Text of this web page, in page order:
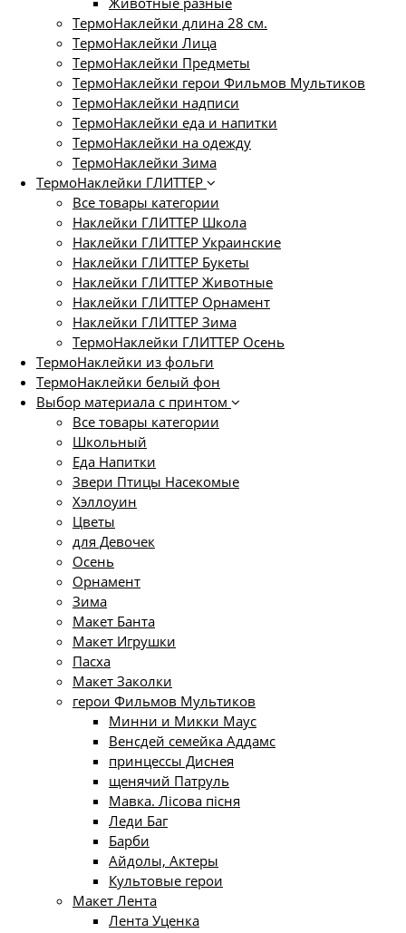
ТермоНаклейки длина 28 см.
ТермоНаклейки Лица
ТермоНаклейки Предметы
ТермоНаклейки герои Фильмов Мультиков
ТермоНаклейки надписи
ТермоНаклейки еда и напитки
ТермоНаклейки на одежду
ТермоНаклейки Зима
ТермоНаклейки ГЛИТТЕР
Все товары категории
Наклейки ГЛИТТЕР Школа
Наклейки ГЛИТТЕР Украинские
Наклейки ГЛИТТЕР Букеты
Наклейки ГЛИТТЕР Животные
Наклейки ГЛИТТЕР Орнамент
Наклейки ГЛИТТЕР Зима
ТермоНаклейки ГЛИТТЕР Осень
ТермоНаклейки из фольги
ТермоНаклейки белый фон
Выбор материала с принтом
Все товары категории
Школьный
Еда Напитки
Звери Птицы Насекомые
Хэллоуин
Цветы
для Девочек
Осень
Орнамент
Зима
Макет Банта
Макет Игрушки
Пасха
Макет Заколки
герои Фильмов Мультиков
Минни и Микки Маус
Венсдей семейка Аддамс
принцессы Диснея
щенячий Патруль
Мавка. Лісова пісня
Леди Баг
Барби
Айдолы, Актеры
Культовые герои
Макет Лента
Лента Уценка